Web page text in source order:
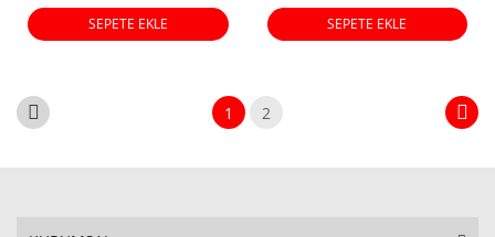
SEPETE EKLE SEPETE EKLE
1 2